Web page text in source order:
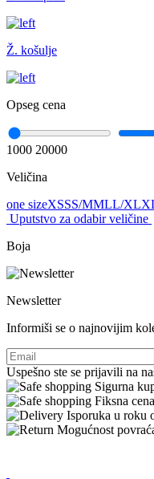
Ž. košulje
Opseg cena
1000 20000
Veličina
one sizeXSSS/MMLL/XL
Uputstvo za odabir veličine
Boja
Newsletter
Informiši se o najnovijim
Uspešno ste se prijavili na
Sigurna
Fiksna
Isporuka u roku
Mogućnost